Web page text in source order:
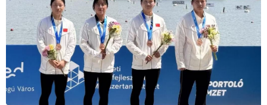
新疆 内蒙古 黑龙江
多语种频道
English Español Français
Русский язык 日本語